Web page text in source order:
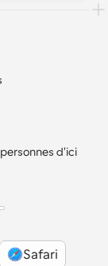
d'ici
Safari